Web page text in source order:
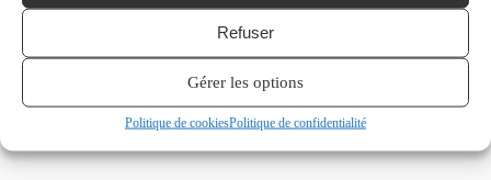
Refuser
Gérer les options
Politique de cookiesPolitique de confidentialité